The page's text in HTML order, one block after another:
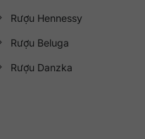
Rượu Hennessy
Rượu Beluga
Rượu Danzka